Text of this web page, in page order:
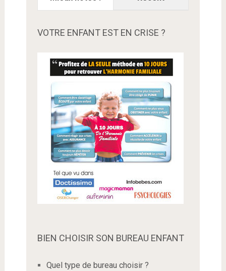
VOTRE ENFANT EST EN CRISE ?
BIEN CHOISIR SON BUREAU ENFANT
Quel type de bureau choisir ?